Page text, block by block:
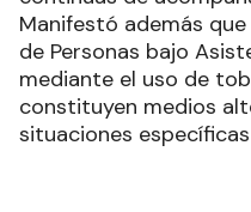
Manifestó además
de Personas bajo
mediante el uso de
constituyen medios
situaciones